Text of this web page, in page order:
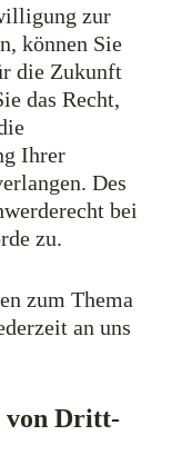
zur
können Sie
die Zukunft
das Recht,
Ihrer
Des
bei
zu.
zum Thema
an uns
von Dritt­